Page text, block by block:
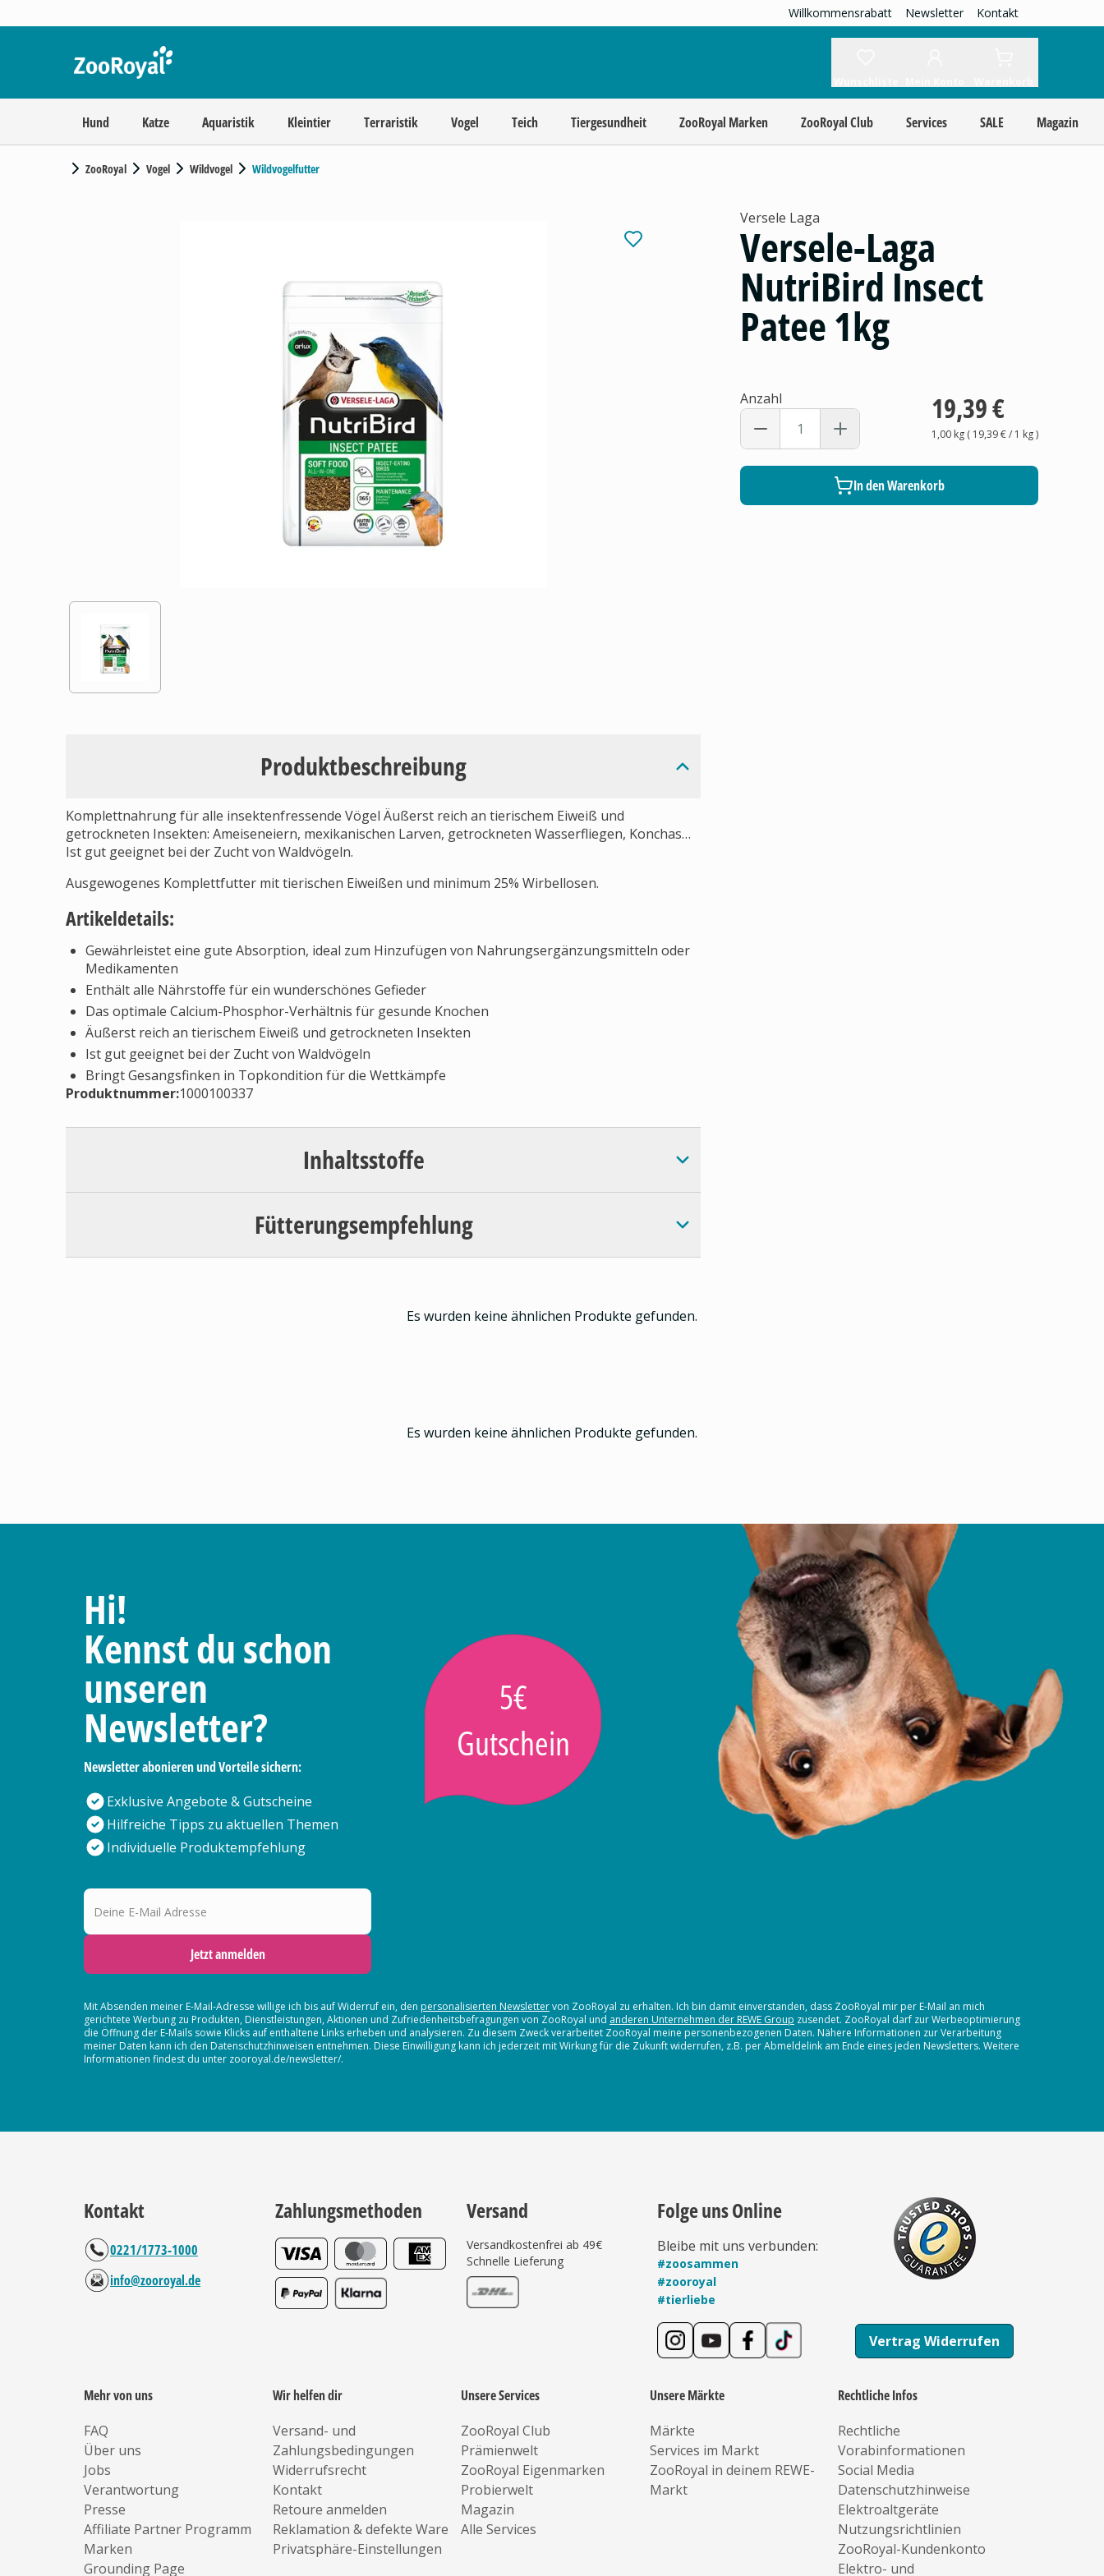
Willkommensrabatt Newsletter Kontakt
Hund Katze Aquaristik Kleintier Terraristik Vogel Teich Tiergesundheit ZooRoyal Marken ZooRoyal Club Services SALE Magazin
ZooRoyal Vogel Wildvogel Wildvogelfutter
Produktbeschreibung
Komplettnahrung für alle insektenfressende Vögel Äußerst reich an tierischem Eiweiß und
getrockneten Insekten: Ameiseneiern, mexikanischen Larven, getrockneten Wasserfliegen, Konchas…
Ist gut geeignet bei der Zucht von Waldvögeln.
Ausgewogenes Komplettfutter mit tierischen Eiweißen und minimum 25% Wirbellosen.
Artikeldetails:
Gewährleistet eine gute Absorption, ideal zum Hinzufügen von Nahrungsergänzungsmitteln oder
Medikamenten
Enthält alle Nährstoffe für ein wunderschönes Gefieder
Das optimale Calcium-Phosphor-Verhältnis für gesunde Knochen
Äußerst reich an tierischem Eiweiß und getrockneten Insekten
Ist gut geeignet bei der Zucht von Waldvögeln
Bringt Gesangsfinken in Topkondition für die Wettkämpfe
Produktnummer:1000100337
Inhaltsstoffe
Fütterungsempfehlung
Versele Laga
Versele-Laga
NutriBird Insect
Patee 1kg
Anzahl 19,39 €
1,00 kg( 19,39 €/ 1 kg)
In den Warenkorb
Es wurden keine ähnlichen Produkte gefunden.
Es wurden keine ähnlichen Produkte gefunden.
Hi!
Kennst du schon
unseren
Newsletter?
Newsletter abonieren und Vorteile sichern:
Exklusive Angebote & Gutscheine
Hilfreiche Tipps zu aktuellen Themen
Individuelle Produktempfehlung
5€
Gutschein
Deine E-Mail Adresse
Jetzt anmelden
Mit Absenden meiner E-Mail-Adresse willige ich bis auf Widerruf ein, den personalisierten Newslettervon ZooRoyal zu erhalten. Ich bin damit einverstanden, dass ZooRoyal mir per E-Mail an mich
gerichtete Werbung zu Produkten, Dienstleistungen, Aktionen und Zufriedenheitsbefragungen von ZooRoyal und anderen Unternehmen der REWE Group zusendet. ZooRoyal darf zur Werbeoptimierung
die Öffnung der E-Mails sowie Klicks auf enthaltene Links erheben und analysieren. Zu diesem Zweck verarbeitet ZooRoyal meine personenbezogenen Daten. Nähere Informationen zur Verarbeitung
meiner Daten kann ich den Datenschutzhinweisen entnehmen. Diese Einwilligung kann ich jederzeit mit Wirkung für die Zukunft widerrufen, z.B. per Abmeldelink am Ende eines jeden Newsletters. Weitere
Informationen findest du unter zooroyal.de/newsletter/.
Kontakt
0221/1773-1000
info@zooroyal.de
Zahlungsmethoden Versand
Versandkostenfrei ab 49€
Schnelle Lieferung
Folge uns Online
Bleibe mit uns verbunden:
#zoosammen
#zooroyal
#tierliebe
Vertrag Widerrufen
Mehr von uns
FAQ
Über uns
Jobs
Verantwortung
Presse
Affiliate Partner Programm
Marken
Grounding Page
Wir helfen dir
Versand- und
Zahlungsbedingungen
Widerrufsrecht
Kontakt
Retoure anmelden
Reklamation & defekte Ware
Privatsphäre-Einstellungen
Unsere Services
ZooRoyal Club
Prämienwelt
ZooRoyal Eigenmarken
Probierwelt
Magazin
Alle Services
Unsere Märkte
Märkte
Services im Markt
ZooRoyal in deinem REWE-
Markt
Rechtliche Infos
Rechtliche
Vorabinformationen
Social Media
Datenschutzhinweise
Elektroaltgeräte
Nutzungsrichtlinien
ZooRoyal-Kundenkonto
Elektro- und